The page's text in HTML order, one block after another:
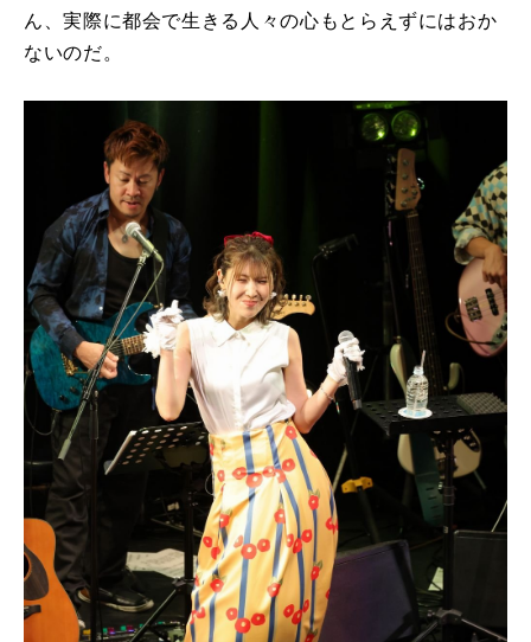
ん、実際に都会で生きる人々の心もとらえずにはおか
ないのだ。